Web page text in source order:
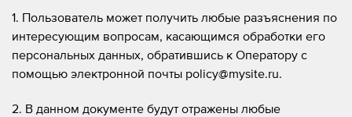
1. Пользователь может получить любые разъяснения по
интересующим вопросам, касающимся обработки его
персональных данных, обратившись к Оператору с
помощью электронной почты policy@mysite.ru.
2. В данном документе будут отражены любые